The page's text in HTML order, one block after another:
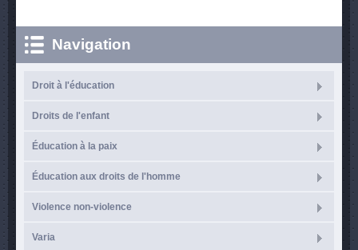
Navigation
Droit à l'éducation
Droits de l'enfant
Éducation à la paix
Éducation aux droits de l'homme
Violence non-violence
Varia